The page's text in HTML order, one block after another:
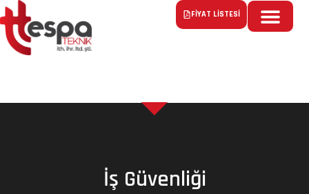
FİYAT LİSTESİ
İş Güvenliği